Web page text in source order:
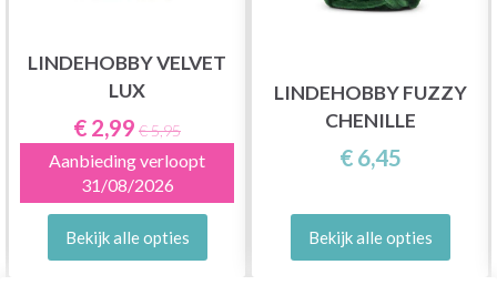
LINDEHOBBY VELVET
LUX
€ 2,99 € 5,95
Aanbieding verloopt
31/08/2026
Bekijk alle opties
LINDEHOBBY FUZZY
CHENILLE
€ 6,45
Bekijk alle opties